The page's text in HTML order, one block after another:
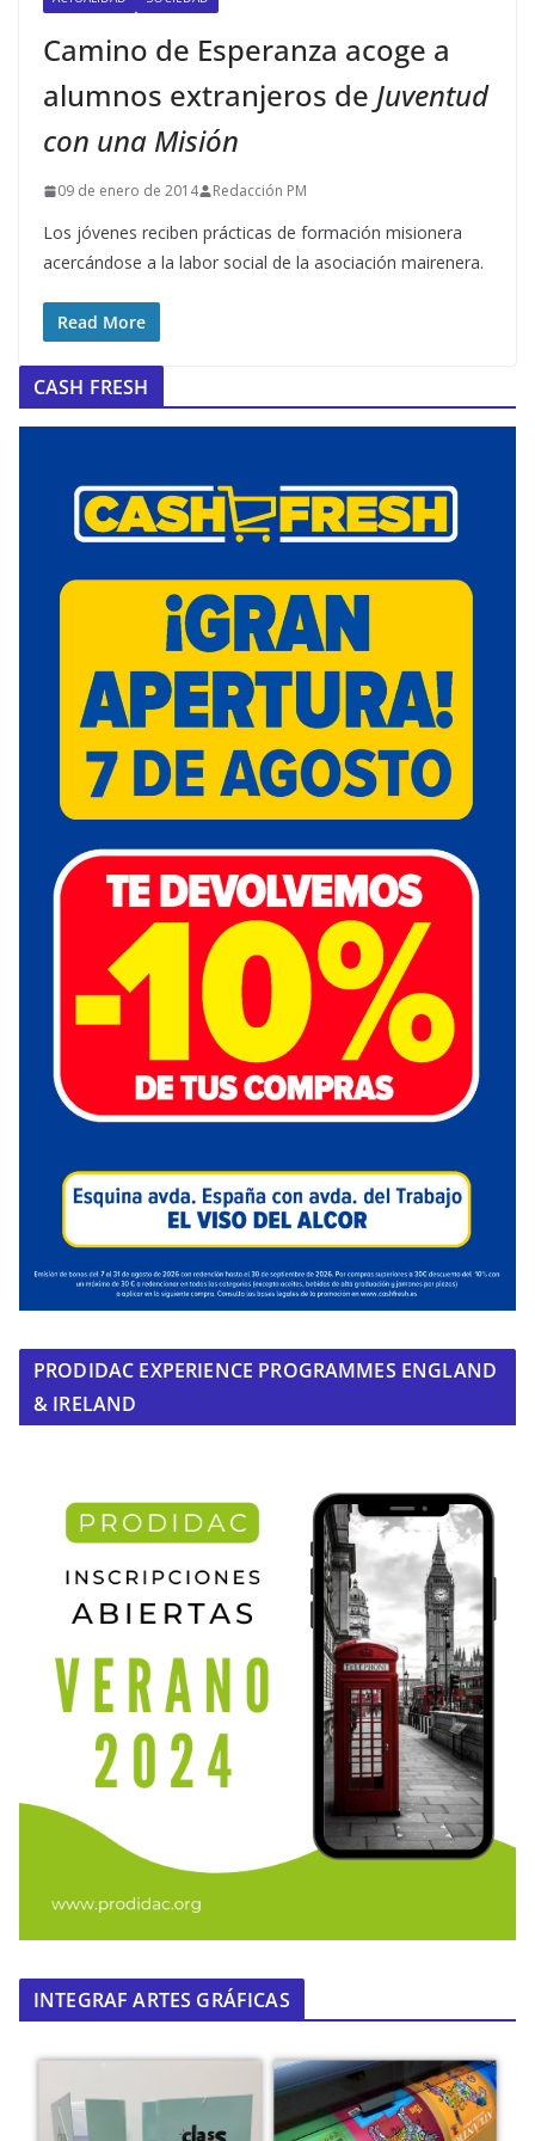
Camino de Esperanza acoge a
alumnos extranjeros de Juventud
con una Misión
09 de enero de 2014 Redacción PM
Los jóvenes reciben prácticas de formación misionera
acercándose a la labor social de la asociación mairenera.
Read More
CASH FRESH
PRODIDAC EXPERIENCE PROGRAMMES ENGLAND
& IRELAND
INTEGRAF ARTES GRÁFICAS